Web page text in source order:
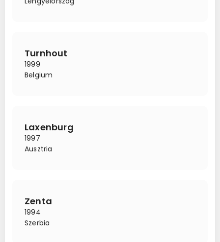
Turnhout
1999
Belgium
Laxenburg
1997
Ausztria
Zenta
1994
Szerbia